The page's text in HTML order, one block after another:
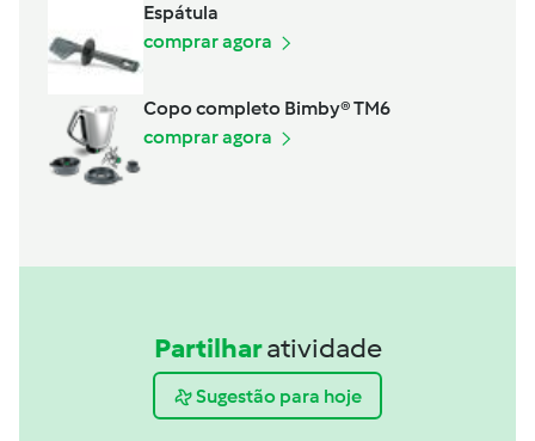
Espátula
comprar agora
Copo completo Bimby® TM6
comprar agora
Partilharatividade
Sugestão para hoje